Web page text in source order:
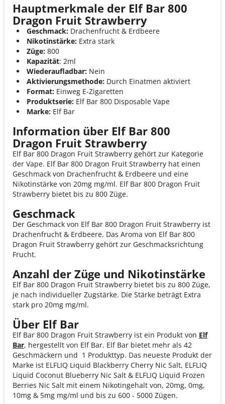
Hauptmerkmale der Elf Bar 800
Dragon Fruit Strawberry
Geschmack: Drachenfrucht & Erdbeere
Nikotinstärke: Extra stark
Züge: 800
Kapazität: 2ml
Wiederaufladbar: Nein
Aktivierungsmethode: Durch Einatmen aktiviert
Format: Einweg E-Zigaretten
Produktserie: Elf Bar 800 Disposable Vape
Marke: Elf Bar
Information über Elf Bar 800
Dragon Fruit Strawberry
Elf Bar 800 Dragon Fruit Strawberry gehört zur Kategorie
der Vape. Elf Bar 800 Dragon Fruit Strawberry hat einen
Geschmack von Drachenfrucht & Erdbeere und eine
Nikotinstärke von 20mg mg/ml. Elf Bar 800 Dragon Fruit
Strawberry bietet bis zu 800 Züge.
Geschmack
Der Geschmack von Elf Bar 800 Dragon Fruit Strawberry ist
Drachenfrucht & Erdbeere. Das Aroma von Elf Bar 800
Dragon Fruit Strawberry gehört zur Geschmacksrichtung
Frucht.
Anzahl der Züge und Nikotinstärke
Elf Bar 800 Dragon Fruit Strawberry bietet bis zu 800 Züge,
je nach individueller Zugstärke. Die Stärke beträgt Extra
stark pro 20mg mg/ml.
Über Elf Bar
Elf Bar 800 Dragon Fruit Strawberry ist ein Produkt von Elf
Bar, hergestellt von Elf Bar. Elf Bar bietet mehr als 42
Geschmäckern und 1 Produkttyp. Das neueste Produkt der
Marke ist ELFLIQ Liquid Blackberry Cherry Nic Salt, ELFLIQ
Liquid Coconut Blueberry Nic Salt & ELFLIQ Liquid Frozen
Berries Nic Salt mit einem Nikotingehalt von, 20mg, 0mg,
10mg & 5mg mg/ml und bis zu 600 - 5000 Zügen.